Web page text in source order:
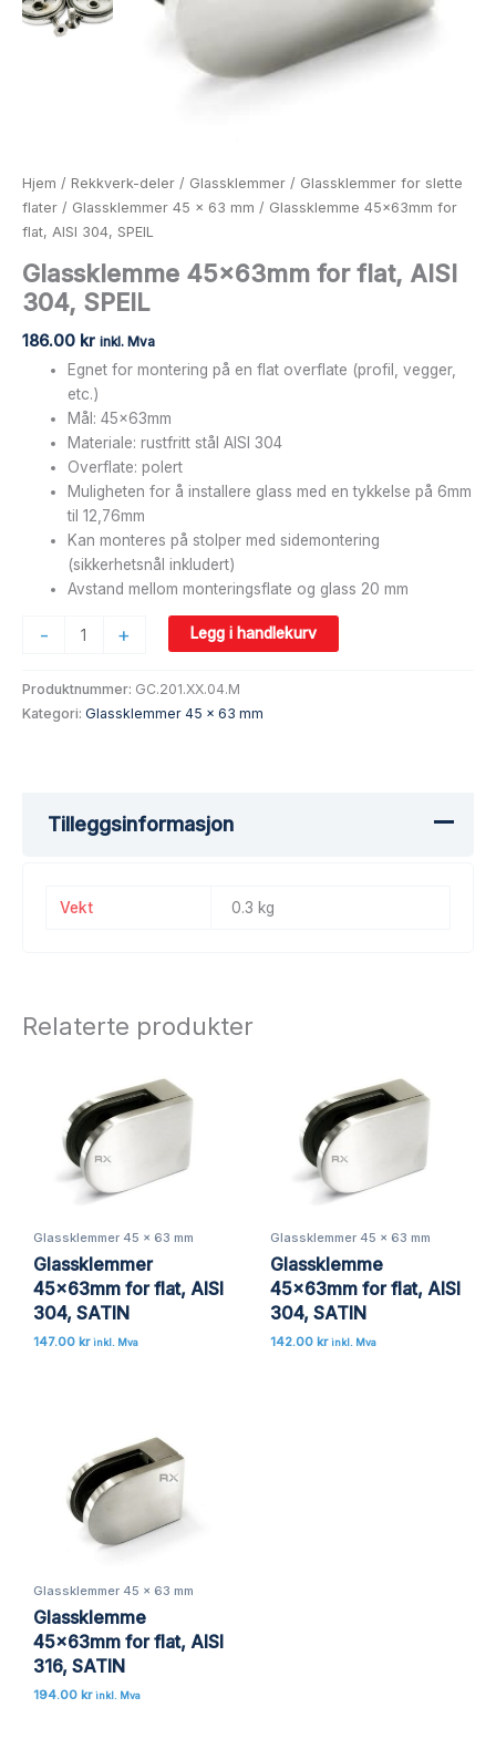
Hjem / Rekkverk-deler / Glassklemmer / Glassklemmer for slette
flater / Glassklemmer 45 x 63 mm / Glassklemme 45x63mm for
flat, AISI 304, SPEIL
Glassklemme 45x63mm for flat, AISI
304, SPEIL
186.00 kr inkl. Mva
Egnet for montering på en flat overflate (profil, vegger,
etc.)
Mål: 45x63mm
Materiale: rustfritt stål AISI 304
Overflate: polert
Muligheten for å installere glass med en tykkelse på 6mm
til 12,76mm
Kan monteres på stolper med sidemontering
(sikkerhetsnål inkludert)
Avstand mellom monteringsflate og glass 20 mm
- + Legg i handlekurv
Produktnummer: GC.201.XX.04.M
Kategori: Glassklemmer 45 x 63 mm
Tilleggsinformasjon
Vekt 0.3 kg
Relaterte produkter
Glassklemmer 45 x 63 mm
Glassklemmer
45x63mm for flat, AISI
304, SATIN
147.00 kr inkl. Mva
Glassklemmer 45 x 63 mm
Glassklemme
45x63mm for flat, AISI
304, SATIN
142.00 kr inkl. Mva
Glassklemmer 45 x 63 mm
Glassklemme
45x63mm for flat, AISI
316, SATIN
194.00 kr inkl. Mva